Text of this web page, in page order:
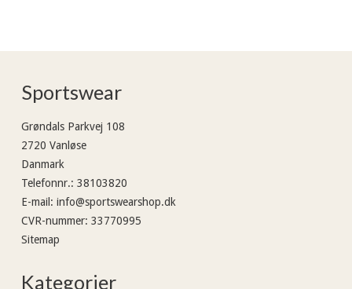
Sportswear
Grøndals Parkvej 108
2720 Vanløse
Danmark
Telefonnr.: 38103820
E-mail : info@sportswearshop.dk
CVR-nummer: 33770995
Sitemap
Kategorier